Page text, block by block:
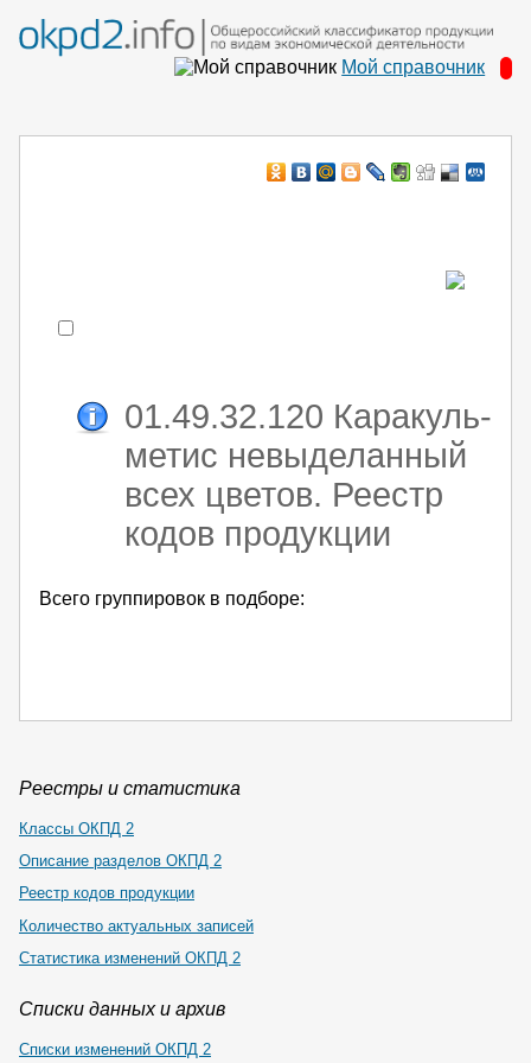
Мой справочник
01.49.32.120 Каракуль-
метис невыделанный
всех цветов. Реестр
кодов продукции
Всего группировок в подборе:
Реестры и статистика
Классы ОКПД 2
Описание разделов ОКПД 2
Реестр кодов продукции
Количество актуальных записей
Статистика изменений ОКПД 2
Списки данных и архив
Списки изменений ОКПД 2